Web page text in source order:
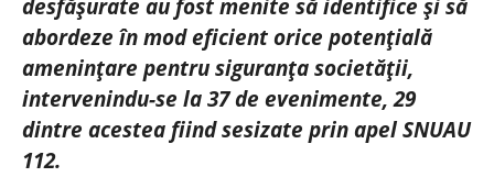
desfășurate au fost menite să identifice și să
abordeze în mod eficient orice potențială
amenințare pentru siguranța societății,
intervenindu-se la 37 de evenimente, 29
dintre acestea fiind sesizate prin apel SNUAU
112.